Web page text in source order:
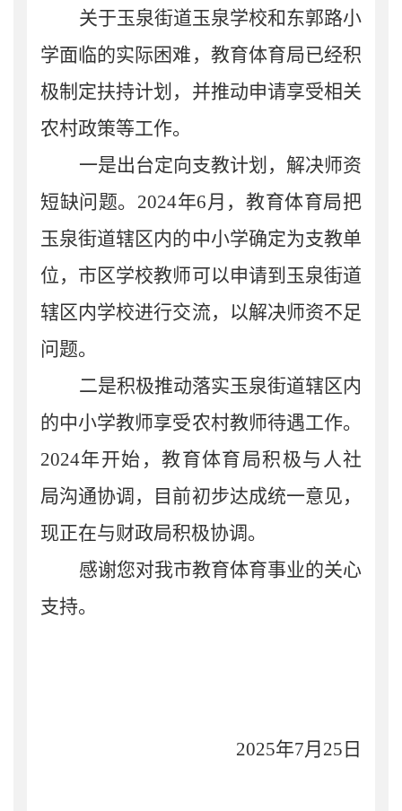
关于玉泉街道玉泉学校和东郭路小
学面临的实际困难，教育体育局已经积
极制定扶持计划，并推动申请享受相关
农村政策等工作。
一是出台定向支教计划，解决师资
短缺问题。 2024年6月，教育体育局把
玉泉街道辖区内的中小学确定为支教单
位，市区学校教师可以申请到玉泉街道
辖区内学校进行交流，以解决师资不足
问题。
二是积极推动落实玉泉街道辖区内
的中小学教师享受农村教师待遇工作。
2024年开始，教育体育局积极与人社
局沟通协调，目前初步达成统一意见，
现正在与财政局积极协调。
感谢您对我市教育体育事业的关心
支持。
2025年7月 25 日